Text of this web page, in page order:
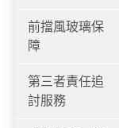
前擋風玻璃保
障
第三者責任追
討服務